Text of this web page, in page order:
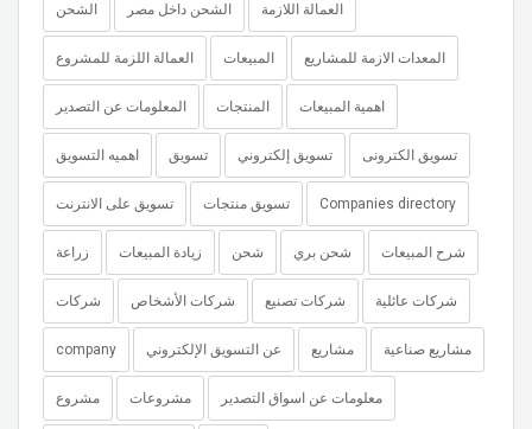
الشحن الشحن داخل مصر العمالة اللازمة
العمالة اللزمة للمشروع المبيعات المعدات الازمة للمشاريع
المعلومات عن التصدير المنتجات اهمية المبيعات
اهميه التسويق تسويق تسويق إلكتروني تسويق الكترونى
تسويق على الانترنت تسويق منتجات Companies directory
زراعة زيادة المبيعات شحن شحن بري شرح المبيعات
شركات شركات الأشخاص شركات تصنيع شركات عائلية
company عن التسويق الإلكتروني مشاريع مشاريع صناعية
مشروع مشروعات معلومات عن اسواق التصدير